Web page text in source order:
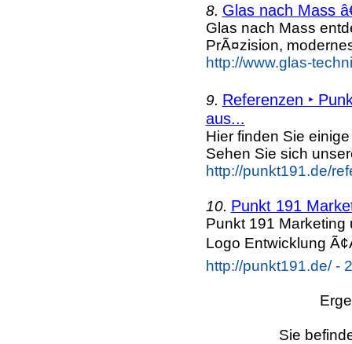
8. Glas nach Mass
Glas nach Mass
PrÃ¤zision,
http://www.glas-
9. Referenzen ‣
aus...
Hier finden Sie
Sehen Sie sich
http://punkt191.de/
10. Punkt 191
Punkt 191 Marketing
Logo Entwicklung
http://punkt191.de/ -
Sie